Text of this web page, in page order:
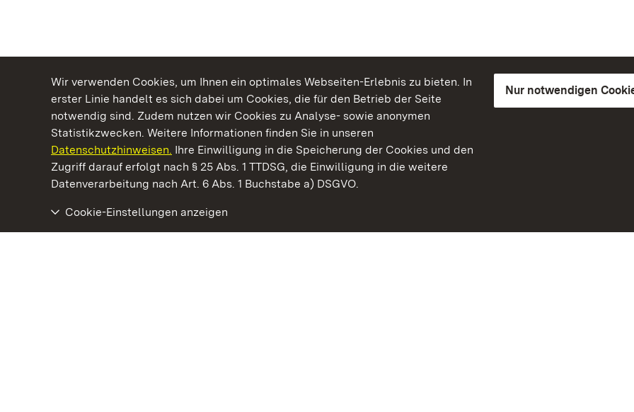
Wir verwenden Cookies, um Ihnen ein optimales Webseiten-Erlebnis zu bieten. In
erster Linie handelt es sich dabei um Cookies, die für den Betrieb der Seite
notwendig sind. Zudem nutzen wir Cookies zu Analyse- sowie anonymen
Statistikzwecken. Weitere Informationen finden Sie in unseren
Datenschutzhinweisen. Ihre Einwilligung in die Speicherung der Cookies und den
Zugriff darauf erfolgt nach § 25 Abs. 1 TTDSG, die Einwilligung in die weitere
Datenverarbeitung nach Art. 6 Abs. 1 Buchstabe a) DSGVO.
Nur notwendigen
Cookie-Einstellungen anzeigen
Kommen. Staunen. Genießen.